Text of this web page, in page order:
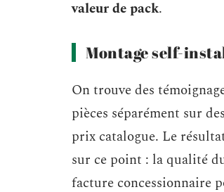
valeur de pack.
Montage self-
On trouve des
pièces séparément sur
prix catalogue. Le
sur ce point : la qualité
facture concessionnaire